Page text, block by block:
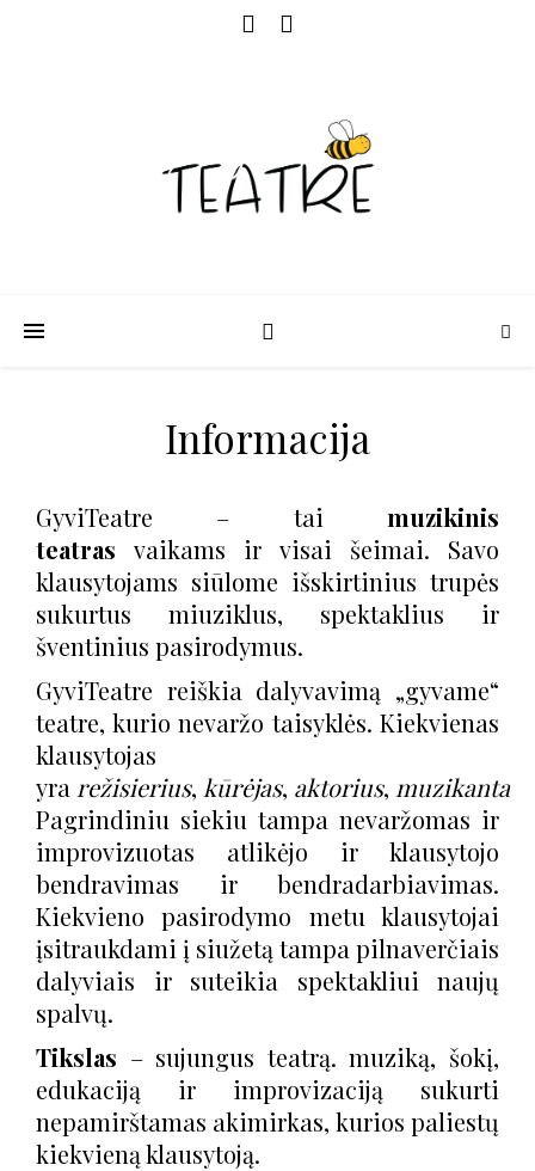
Informacija
GyviTeatre – tai muzikinis
teatras vaikams ir visai šeimai. Savo
klausytojams siūlome išskirtinius trupės
sukurtus miuziklus, spektaklius ir
šventinius pasirodymus.
GyviTeatre reiškia dalyvavimą „gyvame“
teatre, kurio nevaržo taisyklės. Kiekvienas
klausytojas
yra režisierius, kūrėjas, aktorius, muzikantas
Pagrindiniu siekiu tampa nevaržomas ir
improvizuotas atlikėjo ir klausytojo
bendravimas ir bendradarbiavimas.
Kiekvieno pasirodymo metu klausytojai
įsitraukdami į siužetą tampa pilnaverčiais
dalyviais ir suteikia spektakliui naujų
spalvų.
Tikslas – sujungus teatrą. muziką, šokį,
edukaciją ir improvizaciją sukurti
nepamirštamas akimirkas, kurios paliestų
kiekvieną klausytoją.